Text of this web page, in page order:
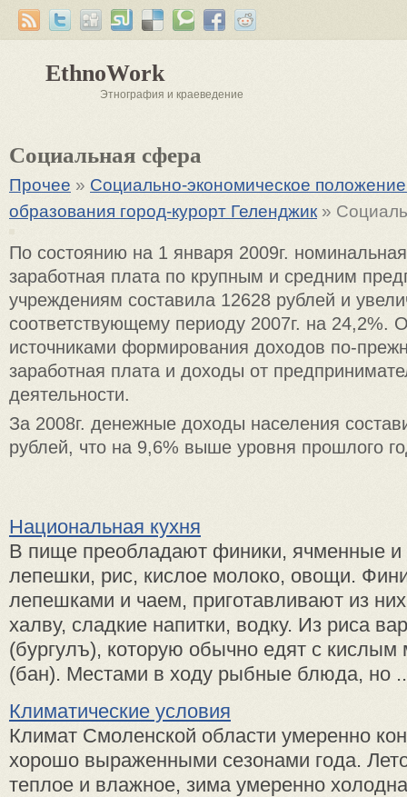
EthnoWork
Этнография и краеведение
Социальная сфера
Прочее » Социально-экономическое
образования город-курорт Геленджик »
По состоянию на 1 января 2009г.
заработная плата по крупным и средним
учреждениям составила 12628 рублей и
соответствующему периоду 2007г. на 24,2%.
источниками формирования доходов по-
заработная плата и доходы от
деятельности.
За 2008г. денежные доходы населения
рублей, что на 9,6% выше уровня прошлого
Национальная кухня
В пище преобладают финики, ячменные
лепешки, рис, кислое молоко, овощи.
лепешками и чаем, приготавливают из них
халву, сладкие напитки, водку. Из риса
(бургулъ), которую обычно едят с кислым
(бан). Местами в ходу рыбные блюда, но
Климатические условия
Климат Смоленской области умеренно
хорошо выраженными сезонами года.
теплое и влажное, зима умеренно